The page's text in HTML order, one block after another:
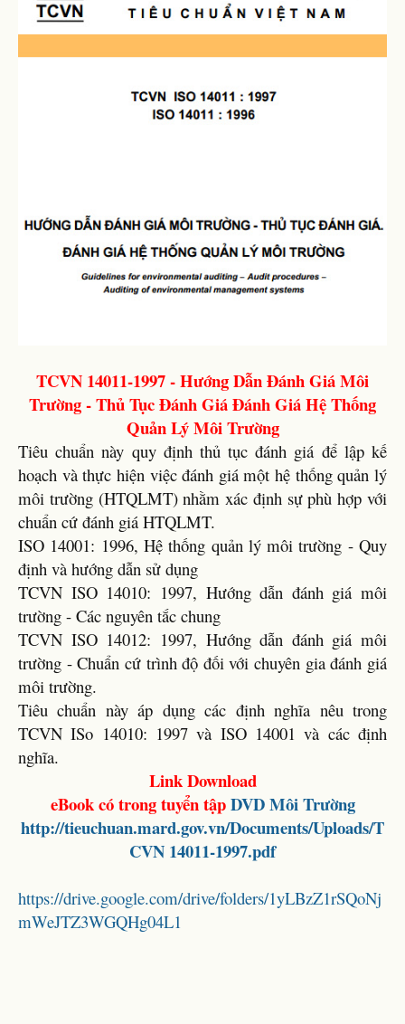
TCVN 14011-1997 - Hướng Dẫn Đánh Giá Môi
Trường - Thủ Tục Đánh Giá Đánh Giá Hệ Thống
Quản Lý Môi Trường
Tiêu chuẩn này quy định thủ tục đánh giá để lập kế
hoạch và thực hiện việc đánh giá một hệ thống quản lý
môi trường (HTQLMT) nhằm xác định sự phù hợp với
chuẩn cứ đánh giá HTQLMT.
ISO 14001: 1996, Hệ thống quản lý môi trường - Quy
định và hướng dẫn sử dụng
TCVN ISO 14010: 1997, Hướng dẫn đánh giá môi
trường - Các nguyên tắc chung
TCVN ISO 14012: 1997, Hướng dẫn đánh giá môi
trường - Chuẩn cứ trình độ đối với chuyên gia đánh giá
môi trường.
Tiêu chuẩn này áp dụng các định nghĩa nêu trong
TCVN ISo 14010: 1997 và ISO 14001 và các định
nghĩa.
Link Download
eBook có trong tuyển tậpDVDMôi Trường
http://tieuchuan.mard.gov.vn/Documents/Uploads/T
CVN 14011-1997.pdf
https://drive.google.com/drive/folders/1yLBzZ1rSQoNj
mWeJTZ3WGQHg04L1